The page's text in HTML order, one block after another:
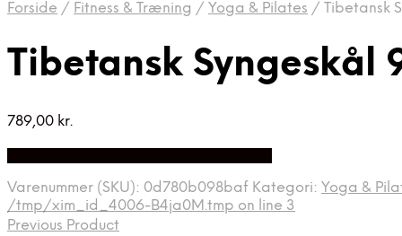
Forside / Fitness & Træning / Yoga & Pilates / Tibetansk
Tibetansk Syngeskål
789,00 kr.
Varenummer (SKU): 0d780b098baf Kategori: Yoga &
/tmp/xim_id_4006-B4ja0M.tmp on line 3
Previous Product